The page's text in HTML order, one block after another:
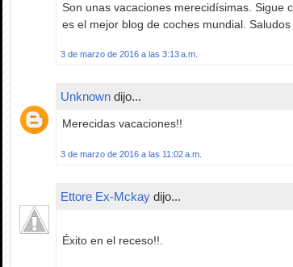
Son unas vacaciones merecidísimas. Sigue
es el mejor blog de coches mundial. Saludos
3 de marzo de 2016 a las 3:13 a.m.
Unknown dijo...
Merecidas vacaciones!!
3 de marzo de 2016 a las 11:02 a.m.
Ettore Ex-Mckay dijo...
Éxito en el receso!!.